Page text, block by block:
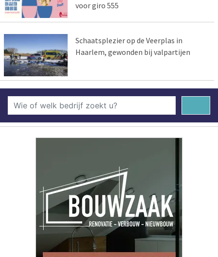
voor giro 555
Schaatsplezier op de Veerplas in
Haarlem, gewonden bij valpartijen